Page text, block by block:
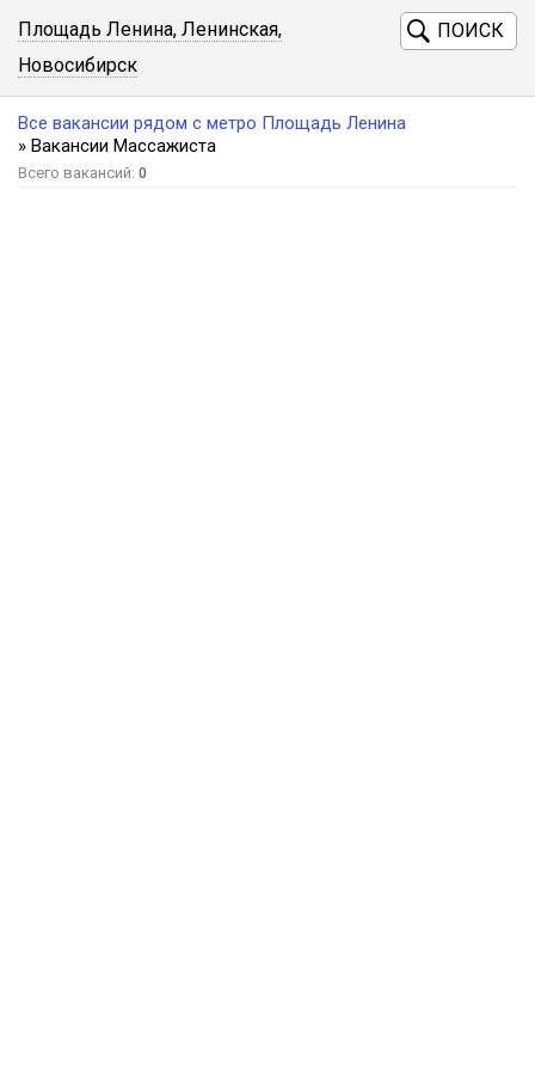
Площадь Ленина, Ленинская,
Новосибирск
ПОИСК
Все вакансии рядом с метро Площадь Ленина
» Вакансии Массажиста
Всего вакансий: 0